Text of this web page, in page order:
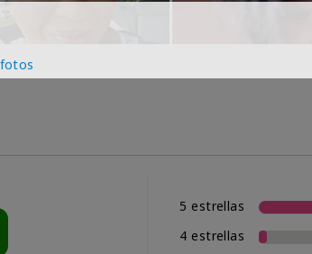
5 estrellas
4 estrellas